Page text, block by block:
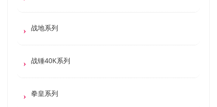
战地系列
战锤40K系列
拳皇系列